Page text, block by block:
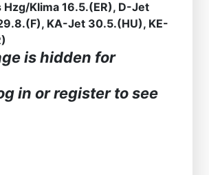
Klima 16.5.(ER), D-Jet
KA-Jet 30.5.(HU), KE-
is hidden for
in or register to see